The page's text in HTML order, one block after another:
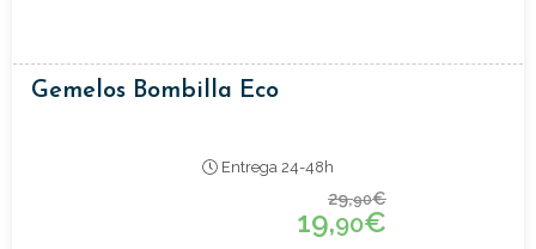
Gemelos Bombilla Eco
Entrega 24-48h
29,90€
19,90€